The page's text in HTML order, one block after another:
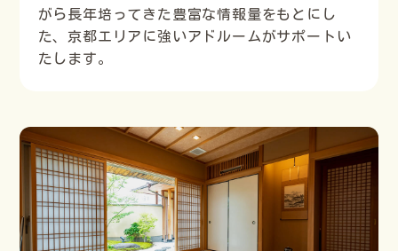
がら長年培ってきた豊富な情報量をもとにし
た、京都エリアに強いアドルームがサポートい
たします。